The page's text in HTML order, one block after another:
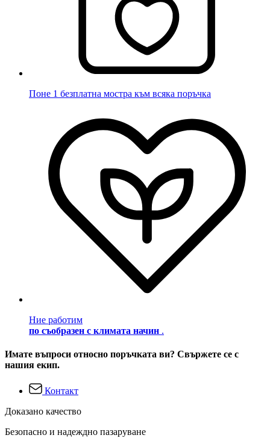
Поне 1 безплатна мостра към всяка поръчка
Ние работим
по съобразен с климата начин .
Имате въпроси относно поръчката ви? Свържете се с
нашия екип.
Контакт
Доказано качество
Безопасно и надеждно пазаруване